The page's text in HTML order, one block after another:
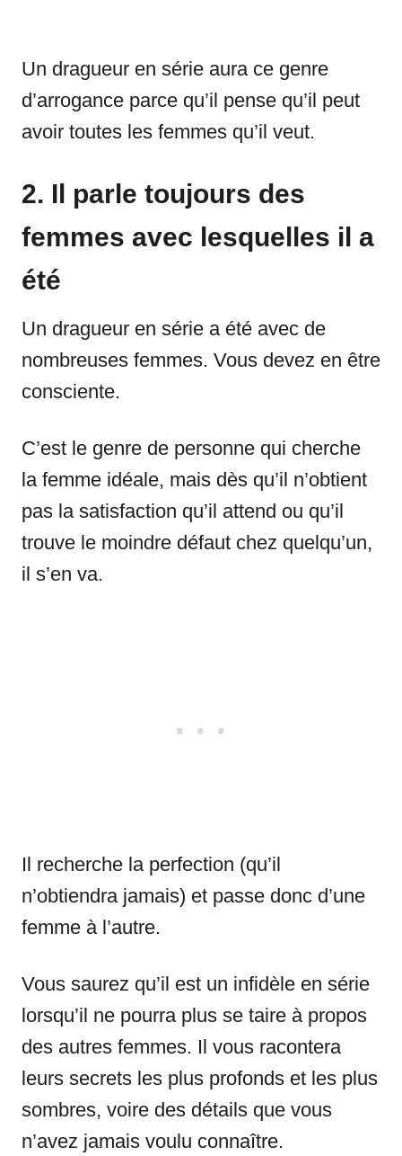
Un dragueur en série aura ce genre
d’arrogance parce qu’il pense qu’il peut
avoir toutes les femmes qu’il veut.
2. Il parle toujours des
femmes avec lesquelles il a
été
Un dragueur en série a été avec de
nombreuses femmes. Vous devez en être
consciente.
C’est le genre de personne qui cherche
la femme idéale, mais dès qu’il n’obtient
pas la satisfaction qu’il attend ou qu’il
trouve le moindre défaut chez quelqu’un,
il s’en va.
Il recherche la perfection (qu’il
n’obtiendra jamais) et passe donc d’une
femme à l’autre.
Vous saurez qu’il est un infidèle en série
lorsqu’il ne pourra plus se taire à propos
des autres femmes. Il vous racontera
leurs secrets les plus profonds et les plus
sombres, voire des détails que vous
n’avez jamais voulu connaître.